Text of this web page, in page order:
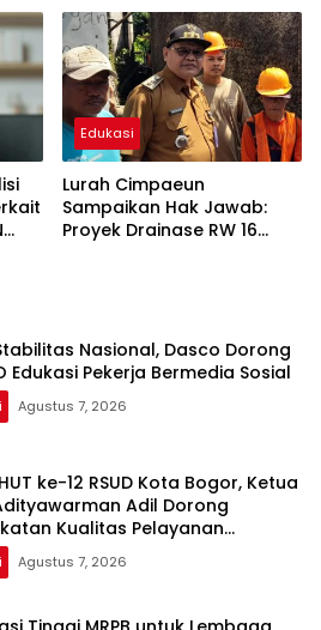
Edukasi
Lurah Cimpaeun
Sampaikan Hak Jawab:
Proyek Drainase RW 16
Nasional, Dasco Dorong
Edukasi Pekerja Bermedia Sosial
Agustus 7, 2026
ke-12 RSUD Kota Bogor, Ketua
Adil Dorong
Kualitas Pelayanan
Agustus 7, 2026